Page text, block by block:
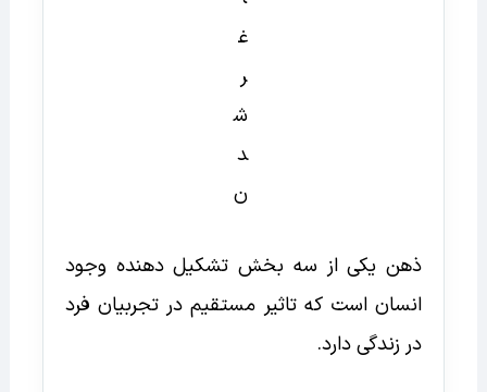
ذهن یکی از سه بخش تشکیل دهنده وجود
انسان است که تاثیر مستقیم در تجربیان فرد
در زندگی دارد.